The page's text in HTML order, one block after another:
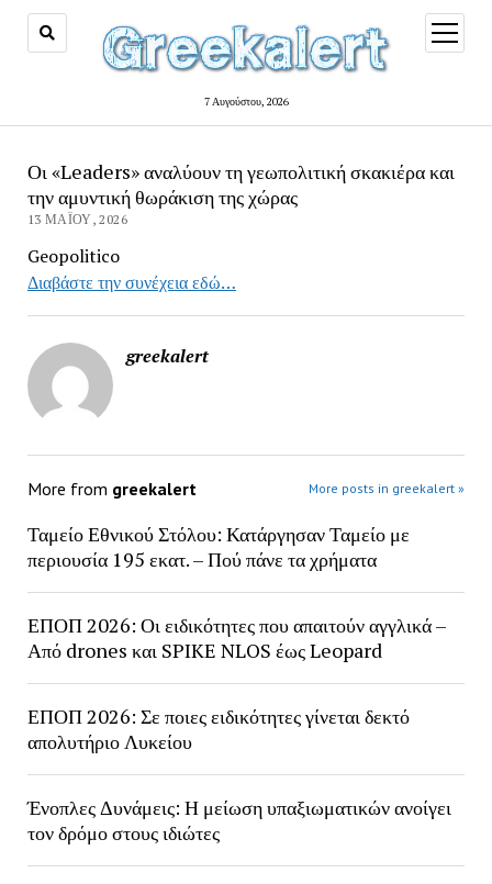
7 Αυγούστου, 2026
open
menu
Οι «Leaders» αναλύουν τη γεωπολιτική σκακιέρα και
την αμυντική θωράκιση της χώρας
13 ΜΑΪ́ΟΥ, 2026
Geopolitico
Διαβάστε την συνέχεια εδώ…
greekalert
More from greekalert More posts in greekalert »
Ταμείο Εθνικού Στόλου: Κατάργησαν Ταμείο με
περιουσία 195 εκατ. – Πού πάνε τα χρήματα
ΕΠΟΠ 2026: Οι ειδικότητες που απαιτούν αγγλικά –
Από drones και SPIKE NLOS έως Leopard
ΕΠΟΠ 2026: Σε ποιες ειδικότητες γίνεται δεκτό
απολυτήριο Λυκείου
Ένοπλες Δυνάμεις: Η μείωση υπαξιωματικών ανοίγει
τον δρόμο στους ιδιώτες